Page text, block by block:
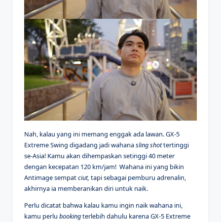
Nah, kalau yang ini memang enggak ada lawan. GX-5
Extreme Swing digadang jadi wahanasling shottertinggi
se-Asia! Kamu akan dihempaskan setinggi 40 meter
dengan kecepatan 120 km/jam! Wahana ini yang bikin
Antimage sempatciut, tapi sebagai pemburu adrenalin,
akhirnya ia memberanikan diri untuk naik.
Perlu dicatat bahwa kalau kamu ingin naik wahana ini,
kamu perlu bookingterlebih dahulu karena GX-5 Extreme